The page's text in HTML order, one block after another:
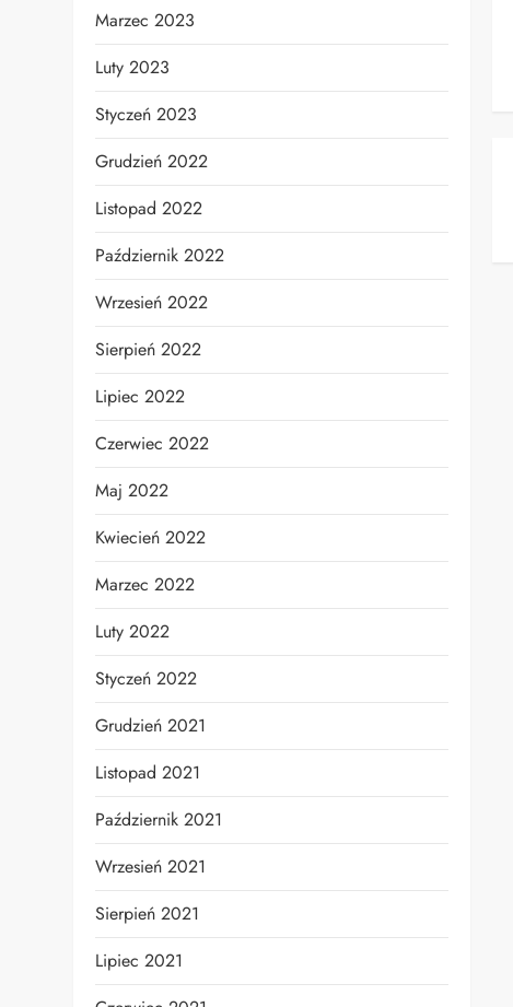
Marzec 2023
Luty 2023
Styczeń 2023
Grudzień 2022
Listopad 2022
Październik 2022
Wrzesień 2022
Sierpień 2022
Lipiec 2022
Czerwiec 2022
Maj 2022
Kwiecień 2022
Marzec 2022
Luty 2022
Styczeń 2022
Grudzień 2021
Listopad 2021
Październik 2021
Wrzesień 2021
Sierpień 2021
Lipiec 2021